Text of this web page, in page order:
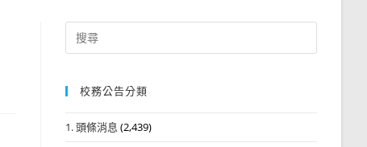
Search
for:
校務公告分類
1. 頭條消息 (2,439)